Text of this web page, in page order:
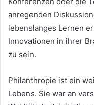
anregenden
lebenslanges Lernen
Innovationen in ihrer
zu sein.
Philanthropie ist ein
Lebens. Sie war an